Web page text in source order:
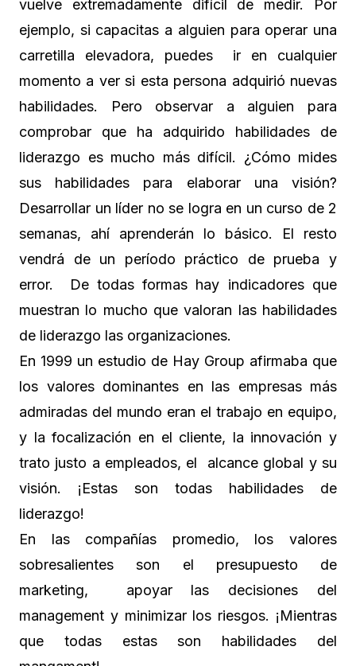
vuelve extremadamente difícil de medir. Por
ejemplo, si capacitas a alguien para operar una
carretilla elevadora, puedes ir en cualquier
momento a ver si esta persona adquirió nuevas
habilidades. Pero observar a alguien para
comprobar que ha adquirido habilidades de
liderazgo es mucho más difícil. ¿Cómo mides
sus habilidades para elaborar una visión?
Desarrollar un líder no se logra en un curso de 2
semanas, ahí aprenderán lo básico. El resto
vendrá de un período práctico de prueba y
error. De todas formas hay indicadores que
muestran lo mucho que valoran las habilidades
de liderazgo las organizaciones.
En 1999 un estudio de Hay Group afirmaba que
los valores dominantes en las empresas más
admiradas del mundo eran el trabajo en equipo,
y la focalización en el cliente, la innovación y
trato justo a empleados, el alcance global y su
visión. ¡Estas son todas habilidades de
liderazgo!
En las compañías promedio, los valores
sobresalientes son el presupuesto de
marketing, apoyar las decisiones del
management y minimizar los riesgos. ¡Mientras
que todas estas son habilidades del